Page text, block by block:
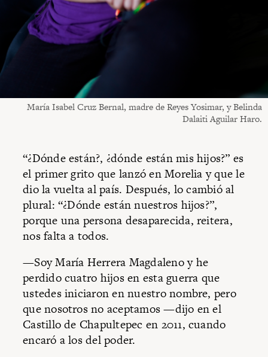
María Isabel Cruz Bernal, madre de Reyes Yosimar, y Belinda
Dalaiti Aguilar Haro.
“¿Dónde están?, ¿dónde están mis hijos?” es
el primer grito que lanzó en Morelia y que le
dio la vuelta al país. Después, lo cambió al
plural: “¿Dónde están nuestros hijos?”,
porque una persona desaparecida, reitera,
nos falta a todos.
—Soy María Herrera Magdaleno y he
perdido cuatro hijos en esta guerra que
ustedes iniciaron en nuestro nombre, pero
que nosotros no aceptamos —dijo en el
Castillo de Chapultepec en 2011, cuando
encaró a los del poder.